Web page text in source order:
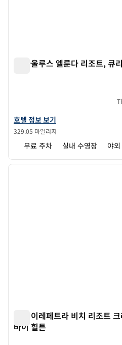
돔 아울루스 엘룬다 리조트, 큐
돔 아울루스 엘룬다 리조트, 큐리오
호텔 정보 보기
329.05 마일리지
무료 주차 실내 수영장 야
1/12
누모 이레페트라 비치 리조트
바이 힐튼